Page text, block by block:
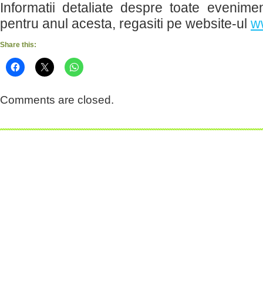
Informatii detaliate despre toate
pentru anul acesta, regasiti pe website-ul
Share this:
Comments are closed.